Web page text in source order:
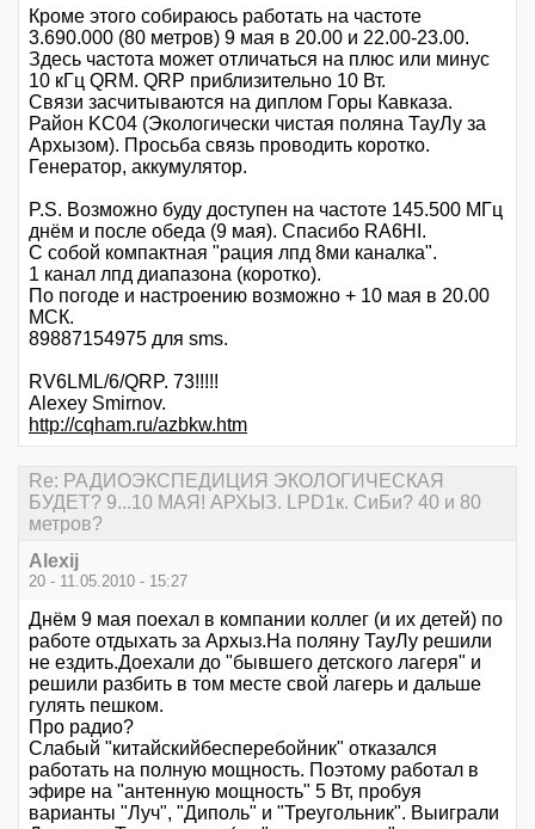
Кроме этого собираюсь работать на частоте
3.690.000 (80 метров) 9 мая в 20.00 и 22.00-23.00.
Здесь частота может отличаться на плюс или минус
10 кГц QRM. QRP приблизительно 10 Вт.
Связи засчитываются на диплом Горы Кавказа.
Район KC04 (Экологически чистая поляна ТауЛу за
Архызом). Просьба связь проводить коротко.
Генератор, аккумулятор.
P.S. Возможно буду доступен на частоте 145.500 МГц
днём и после обеда (9 мая). Спасибо RA6HI.
С собой компактная "рация лпд 8ми каналка".
1 канал лпд диапазона (коротко).
По погоде и настроению возможно + 10 мая в 20.00
МСК.
89887154975 для sms.
RV6LML/6/QRP. 73!!!!!
Alexey Smirnov.
http://cqham.ru/azbkw.htm
Re: РАДИОЭКСПЕДИЦИЯ ЭКОЛОГИЧЕСКАЯ
БУДЕТ? 9...10 МАЯ! АРХЫЗ. LPD1к. СиБи? 40 и 80
метров?
Alexij
20 - 11.05.2010 - 15:27
Днём 9 мая поехал в компании коллег (и их детей) по
работе отдыхать за Архыз.На поляну ТауЛу решили
не ездить.Доехали до "бывшего детского лагеря" и
решили разбить в том месте свой лагерь и дальше
гулять пешком.
Про радио?
Слабый "китайскийбесперебойник" отказался
работать на полную мощность. Поэтому работал в
эфире на "антенную мощность" 5 Вт, пробуя
варианты "Луч", "Диполь" и "Треугольник". Выиграли